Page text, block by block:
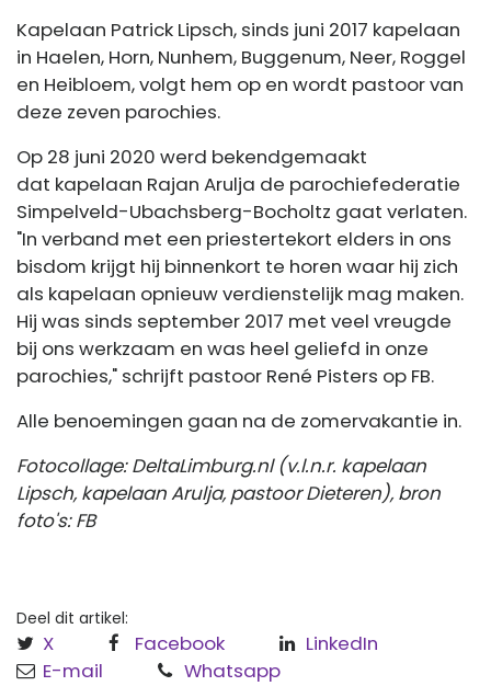
Kapelaan Patrick Lipsch, sinds juni 2017 kapelaan
in Haelen, Horn, Nunhem, Buggenum, Neer, Roggel
en Heibloem, volgt hem op en wordt pastoor van
deze zeven parochies.
Op 28 juni 2020 werd bekendgemaakt
dat kapelaan Rajan Arulja de parochiefederatie
Simpelveld-Ubachsberg-Bocholtz gaat verlaten.
"In verband met een priestertekort elders in ons
bisdom krijgt hij binnenkort te horen waar hij zich
als kapelaan opnieuw verdienstelijk mag maken.
Hij was sinds september 2017 met veel vreugde
bij ons werkzaam en was heel geliefd in onze
parochies," schrijft pastoor René Pisters op FB.
Alle benoemingen gaan na de zomervakantie in.
Fotocollage: DeltaLimburg.nl (v.l.n.r. kapelaan
Lipsch, kapelaan Arulja, pastoor Dieteren), bron
foto's: FB
Deel dit artikel:
X Facebook
LinkedIn
E-mail
Whatsapp